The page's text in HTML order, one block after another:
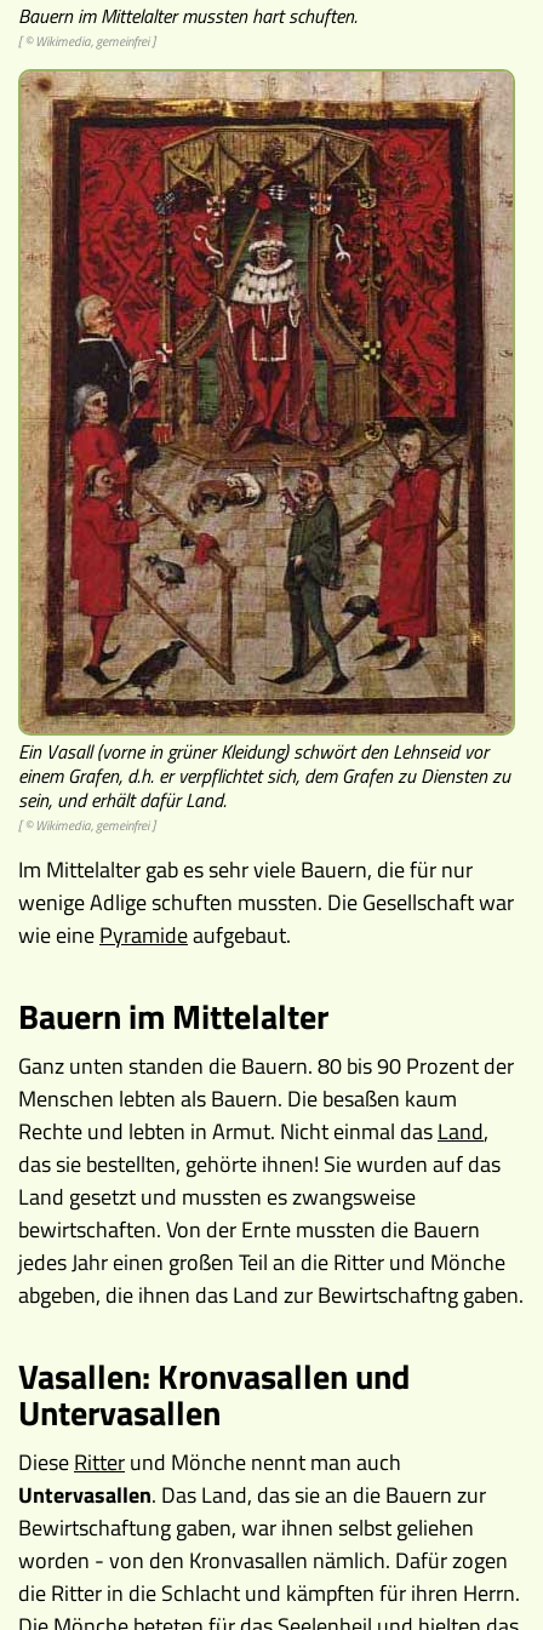
Bauern im Mittelalter mussten hart schuften.
[ © Wikimedia, gemeinfrei ]
Ein Vasall (vorne in grüner Kleidung) schwört den Lehnseid vor
einem Grafen, d.h. er verpflichtet sich, dem Grafen zu Diensten zu
sein, und erhält dafür Land.
[ © Wikimedia, gemeinfrei ]
Im Mittelalter gab es sehr viele Bauern, die für nur
wenige Adlige schuften mussten. Die Gesellschaft war
wie einePyramideaufgebaut.
Bauern im Mittelalter
Ganz unten standen die Bauern. 80 bis 90 Prozent der
Menschen lebten als Bauern. Die besaßen kaum
Rechte und lebten in Armut. Nicht einmal dasLand,
das sie bestellten, gehörte ihnen! Sie wurden auf das
Land gesetzt und mussten es zwangsweise
bewirtschaften. Von der Ernte mussten die Bauern
jedes Jahr einen großen Teil an die Ritter und Mönche
abgeben, die ihnen das Land zur Bewirtschaftng gaben.
Vasallen: Kronvasallen und
Untervasallen
DieseRitterund Mönche nennt man auch
Untervasallen. Das Land, das sie an die Bauern zur
Bewirtschaftung gaben, war ihnen selbst geliehen
worden - von den Kronvasallen nämlich. Dafür zogen
die Ritter in die Schlacht und kämpften für ihren Herrn.